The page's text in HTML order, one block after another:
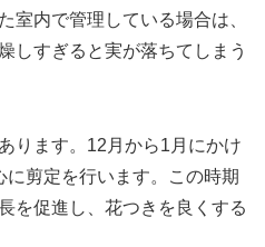
室内で管理している場合は、
しすぎると実が落ちてしまう
ります。12月から1月にかけ
剪定を行います。この時期
を促進し、花つきを良くする